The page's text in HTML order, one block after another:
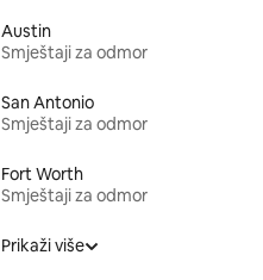
Austin
Smještaji za odmor
San Antonio
Smještaji za odmor
Fort Worth
Smještaji za odmor
Prikaži više